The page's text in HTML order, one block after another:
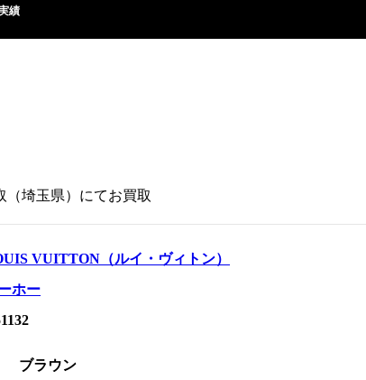
績
（埼玉県）にてお買取
VUITTON （ルイ・ヴィトン）
ホー
ブラウン